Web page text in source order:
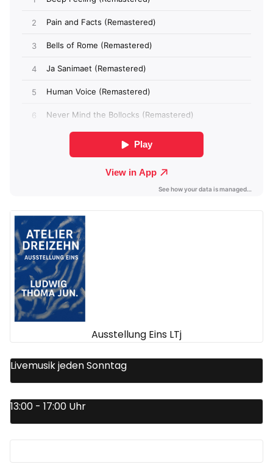
Ausstellung Eins LTj
Livemusik jeden Sonntag
13:00 - 17:00 Uhr